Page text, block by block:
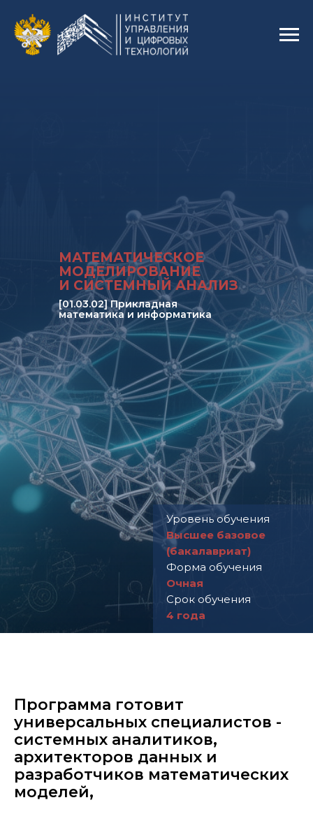
МАТЕМАТИЧЕСКОЕ
МОДЕЛИРОВАНИЕ
И СИСТЕМНЫЙ АНАЛИЗ
Уровень обучения
Высшее базовое
(бакалавриат)
Форма обучения
Очная
Срок обучения
4 года
[01.03.02] Прикладная
математика и информатика
Программа готовит
универсальных специалистов -
системных аналитиков,
архитекторов данных и
разработчиков математических
моделей,